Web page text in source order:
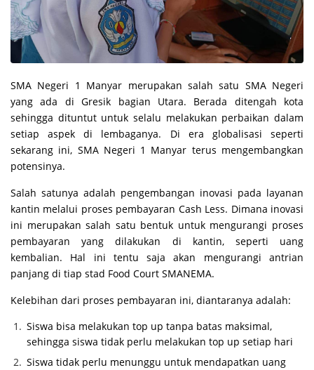
SMA Negeri 1 Manyar merupakan salah satu SMA Negeri
yang ada di Gresik bagian Utara. Berada ditengah kota
sehingga dituntut untuk selalu melakukan perbaikan dalam
setiap aspek di lembaganya. Di era globalisasi seperti
sekarang ini, SMA Negeri 1 Manyar terus mengembangkan
potensinya.
Salah satunya adalah pengembangan inovasi pada layanan
kantin melalui proses pembayaran Cash Less. Dimana inovasi
ini merupakan salah satu bentuk untuk mengurangi proses
pembayaran yang dilakukan di kantin, seperti uang
kembalian. Hal ini tentu saja akan mengurangi antrian
panjang di tiap stad Food Court SMANEMA.
Kelebihan dari proses pembayaran ini, diantaranya adalah:
Siswa bisa melakukan top up tanpa batas maksimal,
sehingga siswa tidak perlu melakukan top up setiap hari
Siswa tidak perlu menunggu untuk mendapatkan uang